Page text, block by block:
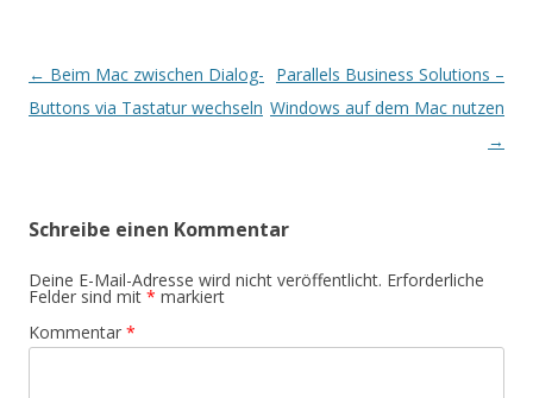
Beitrags-
Navigation
← Beim Mac zwischen Dialog-
Buttons via Tastatur wechseln
Parallels Business Solutions –
Windows auf dem Mac nutzen
→
Schreibe einen Kommentar
Deine E-Mail-Adresse wird nicht veröffentlicht. Erforderliche
Felder sind mit * markiert
Kommentar *